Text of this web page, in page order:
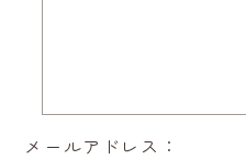
メールアドレス：